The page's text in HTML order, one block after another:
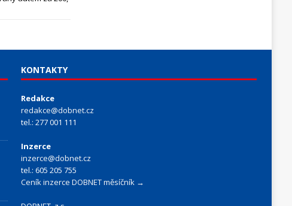
KONTAKTY
Redakce
redakce@dobnet.cz
tel.: 277 001 111
Inzerce
inzerce@dobnet.cz
tel.: 605 205 755
Ceník inzerce DOBNET měsíčník →